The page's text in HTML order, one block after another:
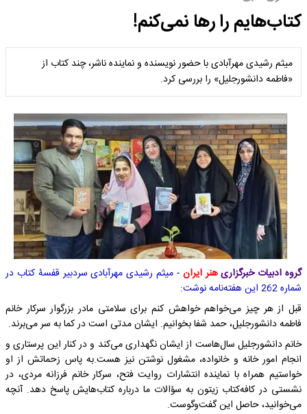
کتاب‌هایم را رها نمی‌کنم!
میثم رشیدی مهرآبادی با حضور نویسنده و نماینده ناشر، چند کتاب از
«فاطمه دانشور‌جلیل» را بررسی کرد.
گروه ادبیات خبرگزاریهنر ایران - میثم رشیدی مهرآبادی سردبیر قفسۀ کتاب در
شماره 262 این هفته‌نامه نوشت:
قبل از هر چیز می‌خواهم خواهش کنم برای سلامتی مادر بزرگوار سرکار خانم
فاطمه دانشورجلیل، حمد شفا بخوانیم. ایشان مدتی است در کما به سر می‌برند.
خانم دانشورجلیل سال‌هاست از ایشان نگهداری می‌کند و در کنار این پرستاری و
انجام امور خانه و خانواده، مشغول نوشتن نیز هست.به پاس زحماتش از او
خواستیم همراه با نماینده انتشارات روایت فتح، سرکار خانم فرزانه مردی، در
نشستی در کافه‌کتاب زیتون به سؤالات ما درباره کتاب‌هایش پاسخ دهد. آنچه
می‌خوانید، حاصل این گفت‌وگوست.